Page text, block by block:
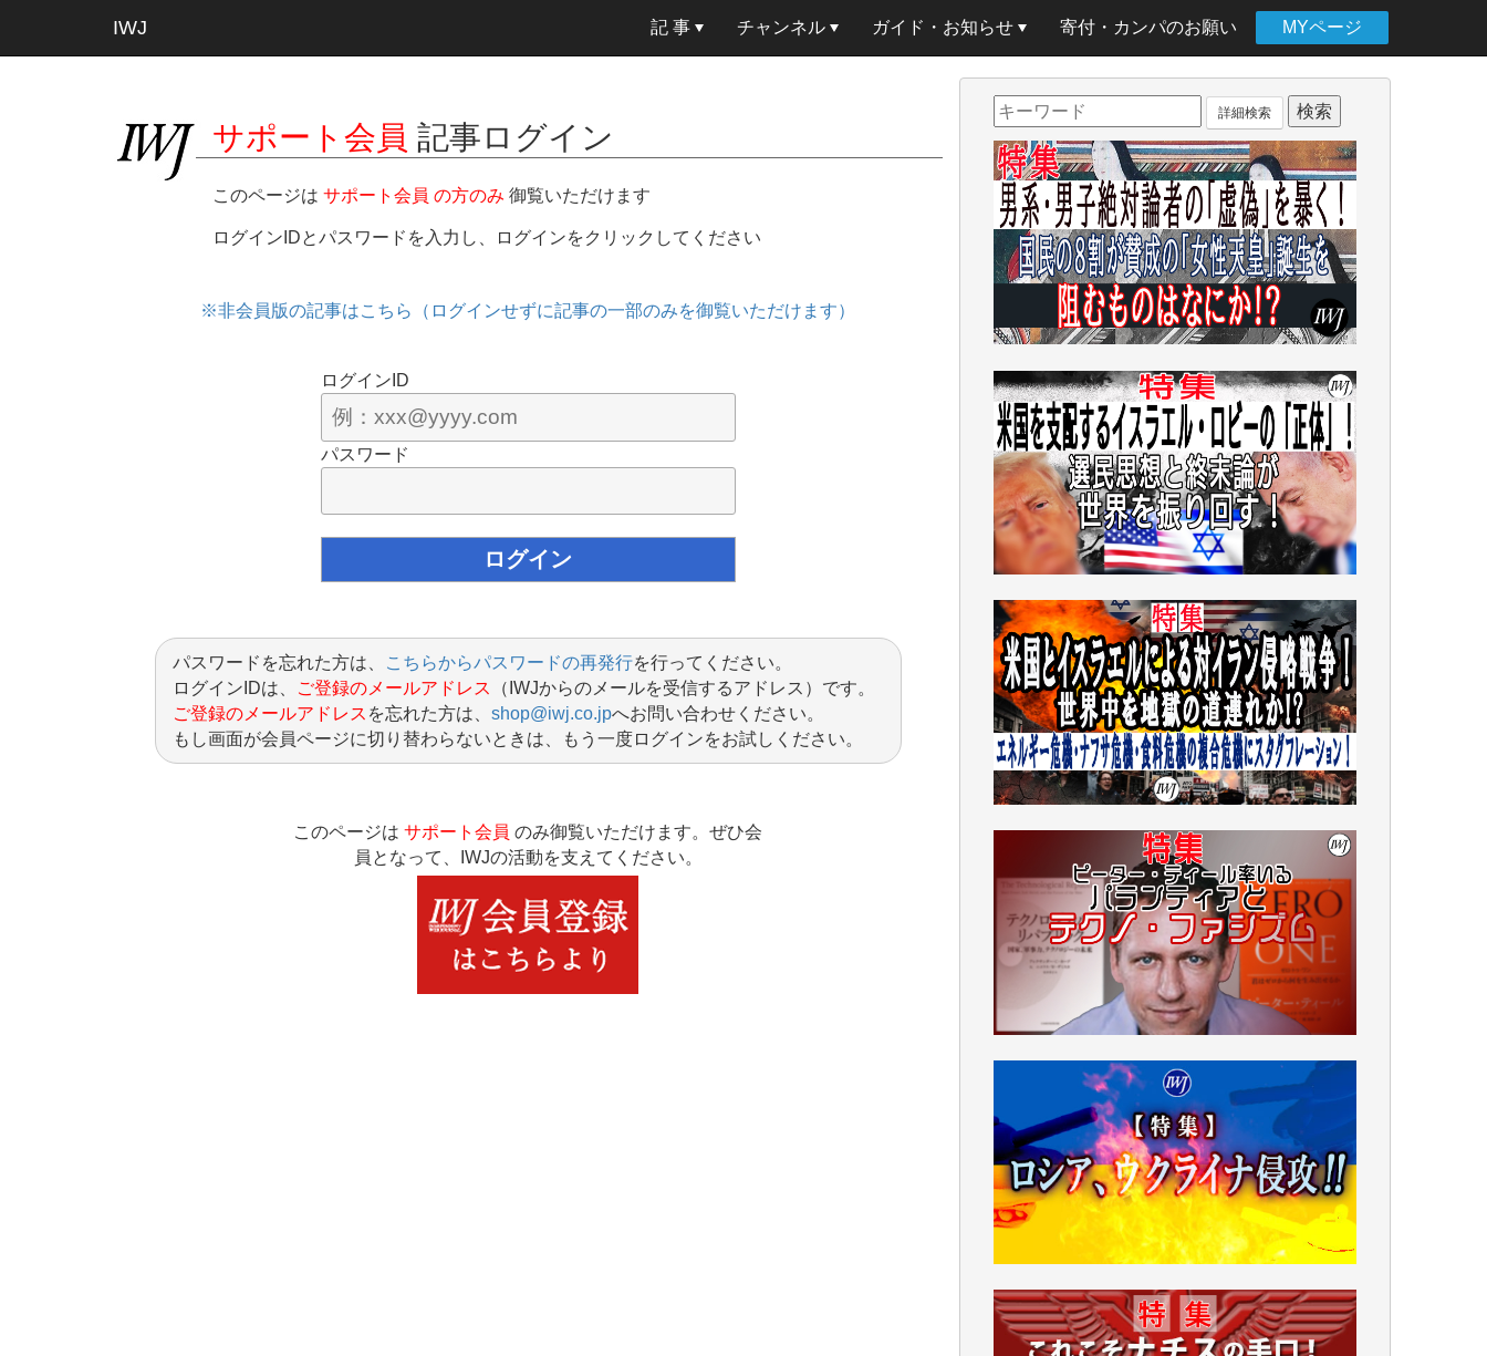
IWJ 記 事 チャンネル ガイド・お知らせ 寄付・カンパのお願い MYページ
サポート会員 記事ログイン
このページは サポート会員 の方のみ 御覧いただけます
ログインIDとパスワードを入力し、ログインをクリックしてください
※非会員版の記事はこちら（ログインせずに記事の一部のみを御覧いただけます）
ログインID
パスワード
パスワードを忘れた方は、 こちらからパスワードの再発行を行ってください。
ログインIDは、
ご登録のメールアドレス （IWJからのメールを受信するアドレス）です。
ご登録のメールアドレス を忘れた方は、 shop@iwj.co.jpへお問い合わせください。
もし画面が会員ページに切り替わらないときは、もう一度ログインをお試しください。
このページは サポート会員 のみ御覧いただけます。ぜひ会
員となって、IWJの活動を支えてください。
詳細検索